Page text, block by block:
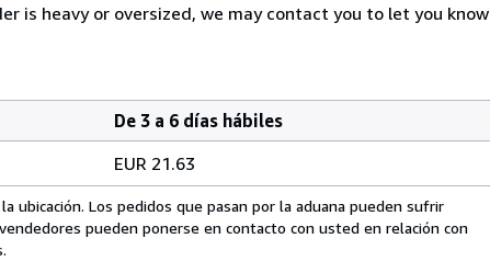
is heavy or oversized, we may contact you to let you know
De 3 a 6 días hábiles
EUR 21.63
Los pedidos que pasan por la aduana pueden sufrir
pueden ponerse en contacto con usted en relación con